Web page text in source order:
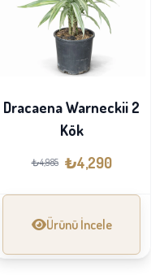
Dracaena Warneckii 2
Kök
₺4,985 ₺4,290
Ürünü İncele